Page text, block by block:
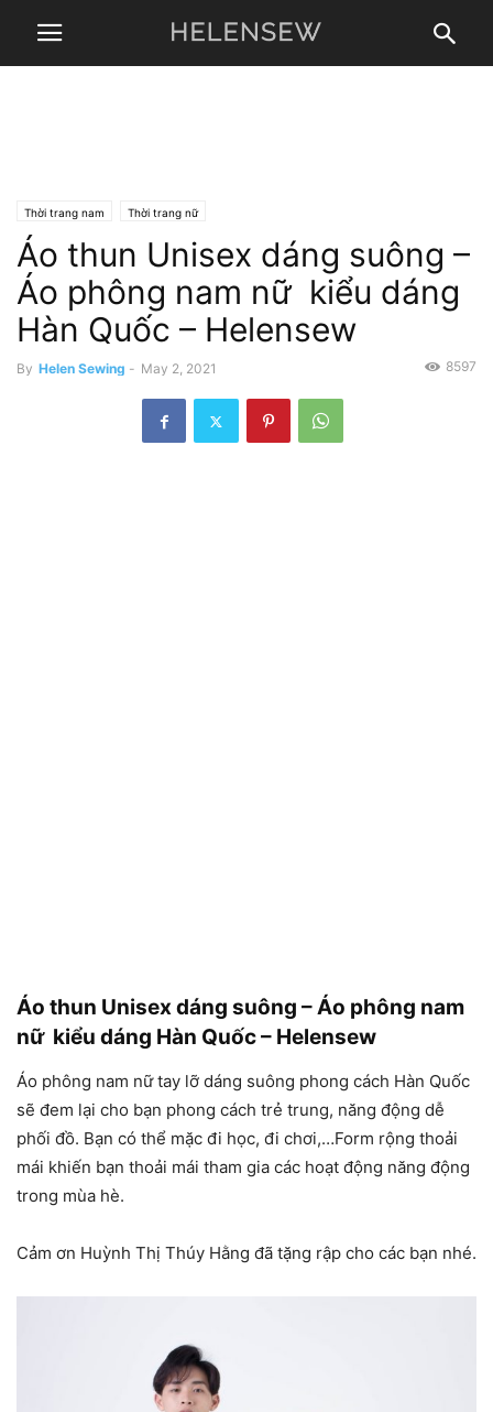
Thời trang nam Thời trang nữ
Áo thun Unisex dáng suông –
Áo phông nam nữ kiểu dáng
Hàn Quốc – Helensew
By Helen Sewing - May 2, 2021 8597
Áo thun Unisex dáng suông – Áo phông nam
nữ kiểu dáng Hàn Quốc – Helensew
Áo phông nam nữ tay lỡ dáng suông phong cách Hàn Quốc
sẽ đem lại cho bạn phong cách trẻ trung, năng động dễ
phối đồ. Bạn có thể mặc đi học, đi chơi,…Form rộng thoải
mái khiến bạn thoải mái tham gia các hoạt động năng động
trong mùa hè.
Cảm ơn Huỳnh Thị Thúy Hằng đã tặng rập cho các bạn nhé.